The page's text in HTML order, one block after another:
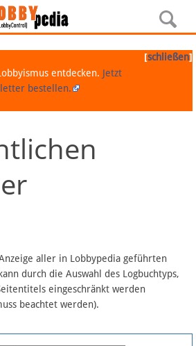
[schließen]
entdecken. Jetzt
bestellen.
aller in Lobbypedia geführten
durch die Auswahl des Logbuchtyps,
eingeschränkt werden
beachtet werden).